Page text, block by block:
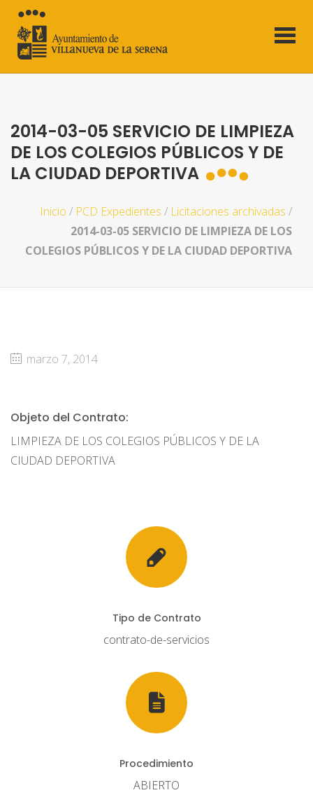
2014-03-05 SERVICIO DE LIMPIEZA
DE LOS COLEGIOS PÚBLICOS Y DE
LA CIUDAD DEPORTIVA
Inicio / PCD Expedientes / Licitaciones archivadas /
2014-03-05 SERVICIO DE LIMPIEZA DE LOS
COLEGIOS PÚBLICOS Y DE LA CIUDAD DEPORTIVA
marzo 7, 2014
Objeto del Contrato:
LIMPIEZA DE LOS COLEGIOS PÚBLICOS Y DE LA
CIUDAD DEPORTIVA
Tipo de Contrato
contrato-de-servicios
Procedimiento
ABIERTO